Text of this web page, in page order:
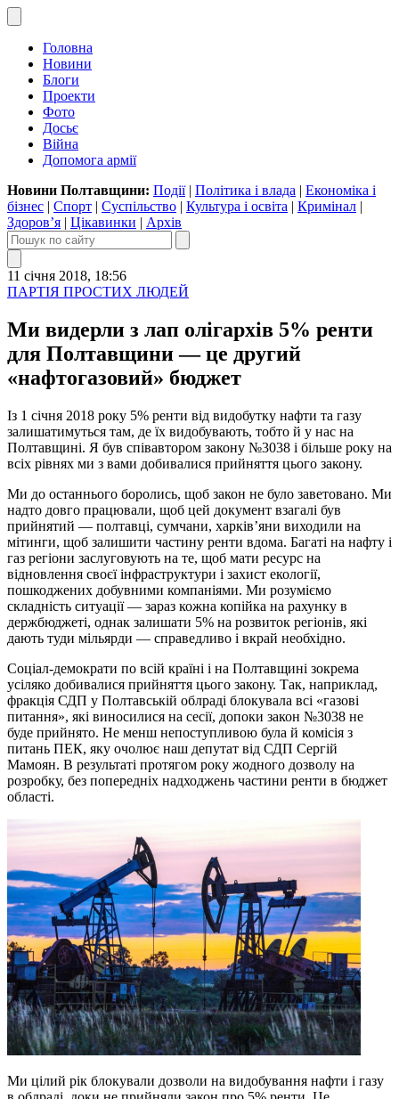
Головна
Новини
Блоги
Проекти
Фото
Досьє
Війна
Допомога армії
Новини Полтавщини: Події| Політика і влада | Економіка і
бізнес | Спорт | Суспільство | Культура і освіта | Кримінал |
Здоров’я | Цікавинки | Архів
11 січня 2018, 18:56
ПАРТІЯ ПРОСТИХ ЛЮДЕЙ
Ми видерли з лап олігархів 5% ренти
для Полтавщини — це другий
«нафтогазовий» бюджет
Із 1 січня 2018 року 5% ренти від видобутку нафти та газу
залишатимуться там, де їх видобувають, тобто й у нас на
Полтавщині. Я був співавтором закону №3038 і більше року на
всіх рівнях ми з вами добивалися прийняття цього закону.
Ми до останнього боролись, щоб закон не було заветовано. Ми
надто довго працювали, щоб цей документ взагалі був
прийнятий — полтавці, сумчани, харків’яни виходили на
мітинги, щоб залишити частину ренти вдома. Багаті на нафту і
газ регіони заслуговують на те, щоб мати ресурс на
відновлення своєї інфраструктури і захист екології,
пошкоджених добувними компаніями. Ми розуміємо
складність ситуації — зараз кожна копійка на рахунку в
держбюджеті, однак залишати 5% на розвиток регіонів, які
дають туди мільярди — справедливо і вкрай необхідно.
Соціал-демократи по всій країні і на Полтавщині зокрема
усіляко добивалися прийняття цього закону. Так, наприклад,
фракція СДП у Полтавській облраді блокувала всі «газові
питання», які виносилися на сесії, допоки закон №3038 не
буде прийнято. Не менш непоступливою була й комісія з
питань ПЕК, яку очолює наш депутат від СДП Сергій
Мамоян. В результаті протягом року жодного дозволу на
розробку, без попередніх надходжень частини ренти в бюджет
області.
Ми цілий рік блокували дозволи на видобування нафти і газу